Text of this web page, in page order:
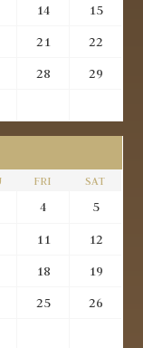
14
15
21
22
28
29
FRI SAT
4
5
11
12
18
19
25
26